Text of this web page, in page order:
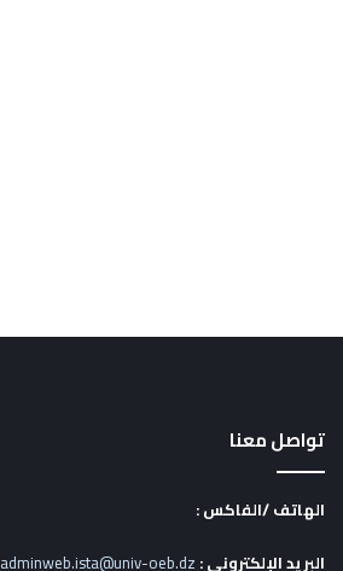
تواصل معنا
الهاتف /الفاكس :
البريد الإلكتروني : adminweb.ista@univ-oeb.dz